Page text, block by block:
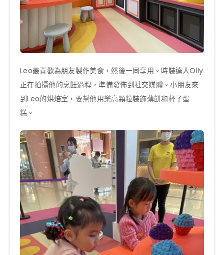
Leo最喜歡為朋友製作美食，然後一同享用。時裝達人Olly
正在拍攝他的烹飪過程，準備發佈到社交媒體。小朋友來
到Leo的烘焙室，要幫他用樂高顆粒裝飾薄餅和杯子蛋
糕。